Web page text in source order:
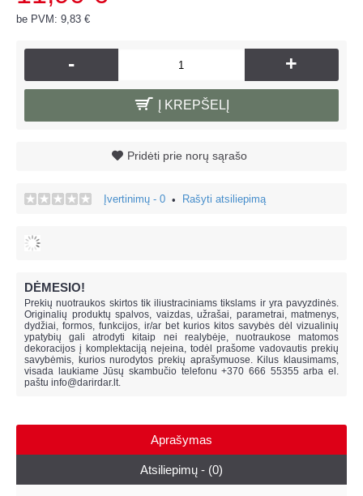
be PVM: 9,83 €
- +
Į KREPŠELĮ
Pridėti prie norų sąrašo
Įvertinimų - 0 • Rašyti atsiliepimą
DĖMESIO!
Prekių nuotraukos skirtos tik iliustraciniams tikslams ir yra pavyzdinės.
Originalių produktų spalvos, vaizdas, užrašai, parametrai, matmenys,
dydžiai, formos, funkcijos, ir/ar bet kurios kitos savybės dėl vizualinių
ypatybių gali atrodyti kitaip nei realybėje, nuotraukose matomos
dekoracijos į komplektaciją neįeina, todėl prašome vadovautis prekių
savybėmis, kurios nurodytos prekių aprašymuose. Kilus klausimams,
visada laukiame Jūsų skambučio telefonu +370 666 55355 arba el.
paštu info@darirdar.lt.
Aprašymas
Atsiliepimų - (0)